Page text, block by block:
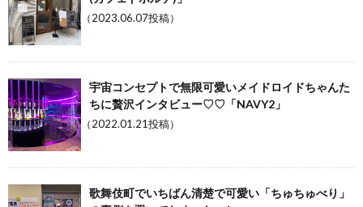
（2023.06.07投稿）
宇宙コンセプトで無限可愛いメイドロイドちゃんた
ちに贅沢インタビュー♡♡「NAVY2」
（2022.01.21投稿）
歌舞伎町でいちばん清楚で可愛い「ちゅちゅべり」